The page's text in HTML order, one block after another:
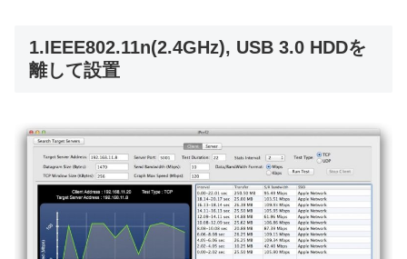
1.IEEE802.11n(2.4GHz), USB 3.0 HDDを
離して設置